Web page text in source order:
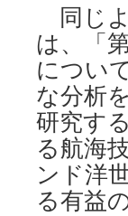
同じ
は、「
につい
な分析
研究す
る航海
ンド洋
る有益